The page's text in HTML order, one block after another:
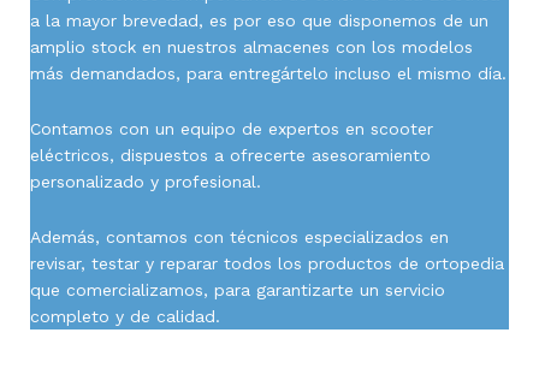
a la mayor brevedad, es por eso que disponemos de un
amplio stock en nuestros almacenes con los modelos
más demandados, para entregártelo incluso el mismo día.
Contamos con un equipo de expertos en scooter
eléctricos, dispuestos a ofrecerte asesoramiento
personalizado y profesional.
Además, contamos con técnicos especializados en
revisar, testar y reparar todos los productos de ortopedia
que comercializamos, para garantizarte un servicio
completo y de calidad.